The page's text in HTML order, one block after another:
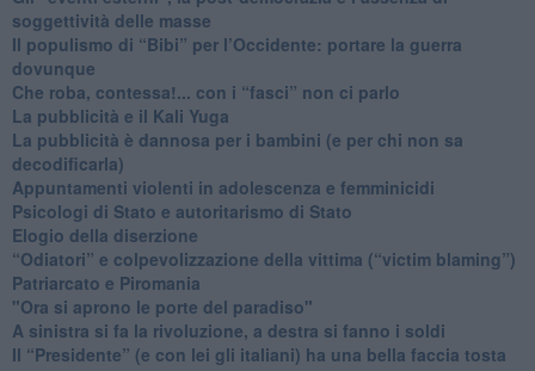
soggettività delle masse
​Il populismo di “Bibi” per l’Occidente: portare la guerra
dovunque
​Che roba, contessa!... con i “fasci” non ci parlo
La pubblicità e il Kali Yuga
​La pubblicità è dannosa per i bambini (e per chi non sa
decodificarla)
​Appuntamenti violenti in adolescenza e femminicidi
​Psicologi di Stato e autoritarismo di Stato
Elogio della diserzione
“Odiatori” e colpevolizzazione della vittima (“victim blaming”)
​Patriarcato e Piromania
"Ora si aprono le porte del paradiso"
​A sinistra si fa la rivoluzione, a destra si fanno i soldi
​Il “Presidente” (e con lei gli italiani) ha una bella faccia tosta